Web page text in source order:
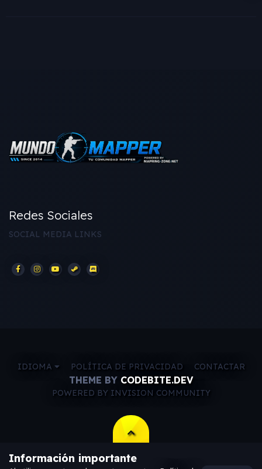
Redes Sociales
SOCIAL MEDIA LINKS
IDIOMA POLÍTICA DE PRIVACIDAD CONTACTAR
THEME BY CODEBITE.DEV
POWERED BY INVISION COMMUNITY
Información importante